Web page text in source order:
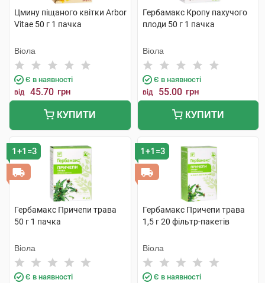
Цмину піщаного квітки Arbor
Vitae 50 г 1 пачка
Віола
Є в наявності
від 45.70 грн
КУПИТИ
Гербамакс Кропу пахучого
плоди 50 г 1 пачка
Віола
Є в наявності
від 55.00 грн
КУПИТИ
1+1=3
Гербамакс Причепи трава
50 г 1 пачка
Віола
Є в наявності
1+1=3
Гербамакс Причепи трава
1,5 г 20 фільтр-пакетів
Віола
Є в наявності